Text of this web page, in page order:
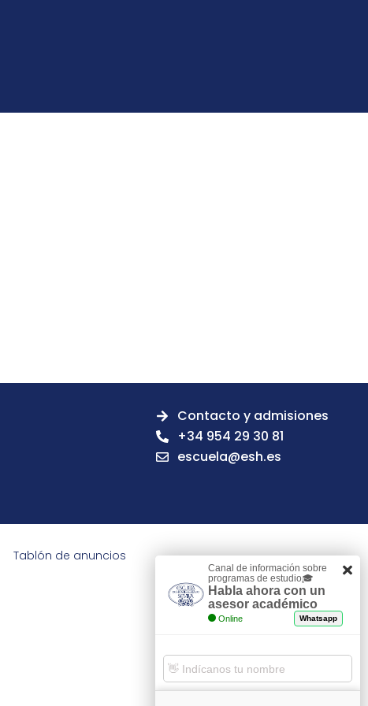
Contacto y admisiones
+34 954 29 30 81
escuela@esh.es
Tablón de anuncios
Canal de información sobre
programas de estudio🎓
Habla ahora con un
asesor académico
Online Whatsapp